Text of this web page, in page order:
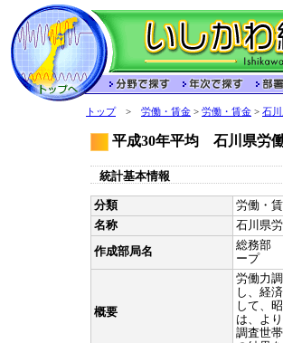
トップ> 労働・賃金 > 労働・賃金 > 石
平成30年平均 石川県労
統計基本情報
分類
労働・
名称
石川県
作成部局名
総務部
ープ
概要
労働力
し、経
して、
は、よ
調査世